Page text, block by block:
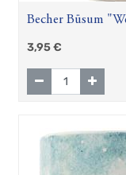
Becher Büsum
3,95€